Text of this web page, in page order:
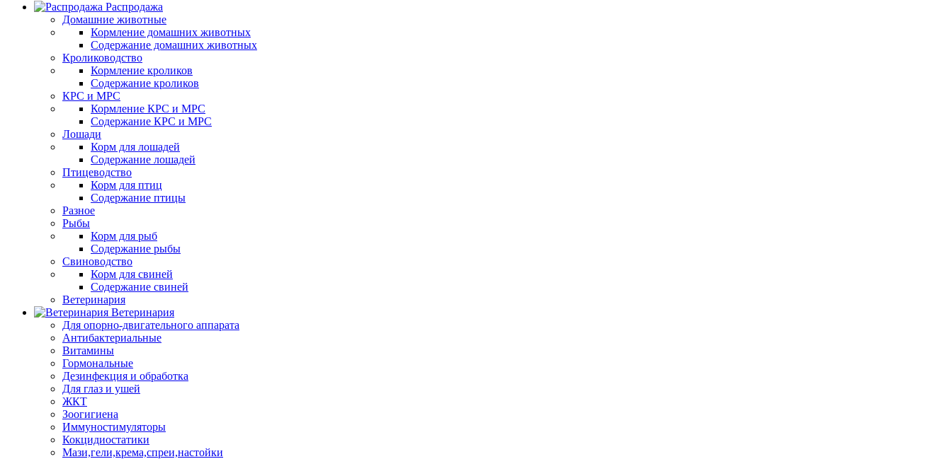
Распродажа
Домашние животные
Кормление домашних животных
Содержание домашних животных
Кролиководство
Кормление кроликов
Содержание кроликов
КРС и МРС
Кормление КРС и МРС
Содержание КРС и МРС
Лошади
Корм для лошадей
Содержание лошадей
Птицеводство
Корм для птиц
Содержание птицы
Разное
Рыбы
Корм для рыб
Содержание рыбы
Свиноводство
Корм для свиней
Содержание свиней
Ветеринария
Ветеринария
Для опорно-двигательного аппарата
Антибактериальные
Витамины
Гормональные
Дезинфекция и обработка
Для глаз и ушей
ЖКТ
Зоогигиена
Иммуностимуляторы
Кокцидиостатики
Мази,гели,крема,спреи,настойки